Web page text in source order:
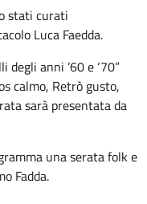
stati curati
Luca Faedda.
degli anni ’60 e ‘70”
calmo, Retrò gusto,
sarà presentata da
una serata folk e
Fadda.